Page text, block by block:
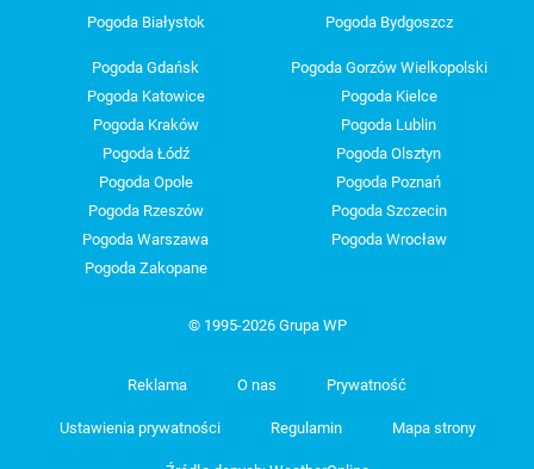
Pogoda Białystok Pogoda Bydgoszcz
Pogoda Gdańsk
Pogoda Gorzów Wielkopolski
Pogoda Katowice
Pogoda Kielce
Pogoda Kraków
Pogoda Lublin
Pogoda Łódź
Pogoda Olsztyn
Pogoda Opole
Pogoda Poznań
Pogoda Rzeszów
Pogoda Szczecin
Pogoda Warszawa
Pogoda Wrocław
Pogoda Zakopane
© 1995-2026 Grupa WP
Reklama O nas Prywatność
Ustawienia prywatności Regulamin Mapa strony